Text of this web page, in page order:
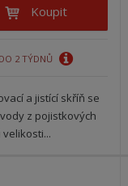
Koupit
DO 2 TÝDNŮ
a jistící skříň se
z pojistkových